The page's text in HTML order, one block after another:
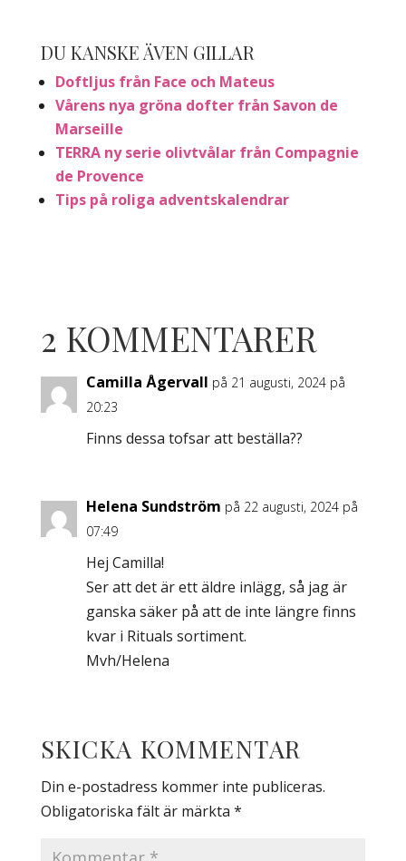
DU KANSKE ÄVEN GILLAR
Doftljus från Face och Mateus
Vårens nya gröna dofter från Savon de
Marseille
TERRA ny serie olivtvålar från Compagnie
de Provence
Tips på roliga adventskalendrar
2 KOMMENTARER
Camilla Ågervall på 21 augusti, 2024 på
20:23
Finns dessa tofsar att beställa??
Helena Sundström på 22 augusti, 2024 på
07:49
Hej Camilla!
Ser att det är ett äldre inlägg, så jag är
ganska säker på att de inte längre finns
kvar i Rituals sortiment.
Mvh/Helena
SKICKA KOMMENTAR
Din e-postadress kommer inte publiceras.
Obligatoriska fält är märkta *